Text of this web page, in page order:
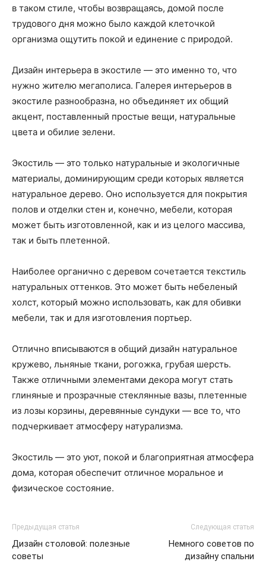
в таком стиле, чтобы возвращаясь, домой после
трудового дня можно было каждой клеточкой
организма ощутить покой и единение с природой.
Дизайн интерьера в экостиле — это именно то, что
нужно жителю мегаполиса. Галерея интерьеров в
экостиле разнообразна, но объединяет их общий
акцент, поставленный простые вещи, натуральные
цвета и обилие зелени.
Экостиль — это только натуральные и экологичные
материалы, доминирующим среди которых является
натуральное дерево. Оно используется для покрытия
полов и отделки стен и, конечно, мебели, которая
может быть изготовленной, как и из целого массива,
так и быть плетенной.
Наиболее органично с деревом сочетается текстиль
натуральных оттенков. Это может быть небеленый
холст, который можно использовать, как для обивки
мебели, так и для изготовления портьер.
Отлично вписываются в общий дизайн натуральное
кружево, льняные ткани, рогожка, грубая шерсть.
Также отличными элементами декора могут стать
глиняные и прозрачные стеклянные вазы, плетенные
из лозы корзины, деревянные сундуки — все то, что
подчеркивает атмосферу натурализма.
Экостиль — это уют, покой и благоприятная атмосфера
дома, которая обеспечит отличное моральное и
физическое состояние.
Предыдущая статья
Дизайн столовой: полезные
советы
Следующая статья
Немного советов по
дизайну спальни